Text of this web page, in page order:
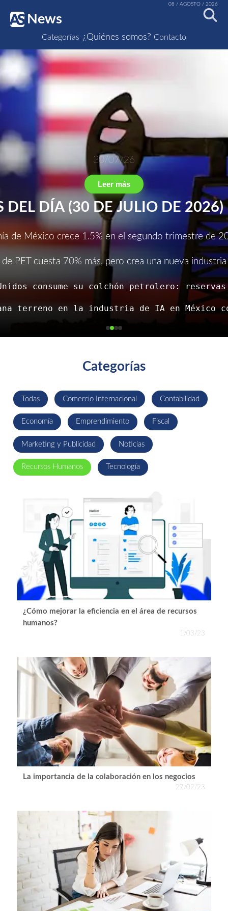
08 / AGOSTO / 2026
News
Categorías ¿Quiénes somos? Contacto
DEL DÍA (30 DE JULIO DE 2026)
de México crece 1.5% en el segundo trimestre de
PET cuesta 70% más, pero crea una nueva
30/07/26
Leer más
Categorías
Todas Comercio Internacional Contabilidad
Economía Emprendimiento Fiscal
Marketing y Publicidad Noticias
Recursos Humanos Tecnología
¿Cómo mejorar la eficiencia en el área de recursos
humanos?
1/03/23
La importancia de la colaboración en los negocios
27/02/23